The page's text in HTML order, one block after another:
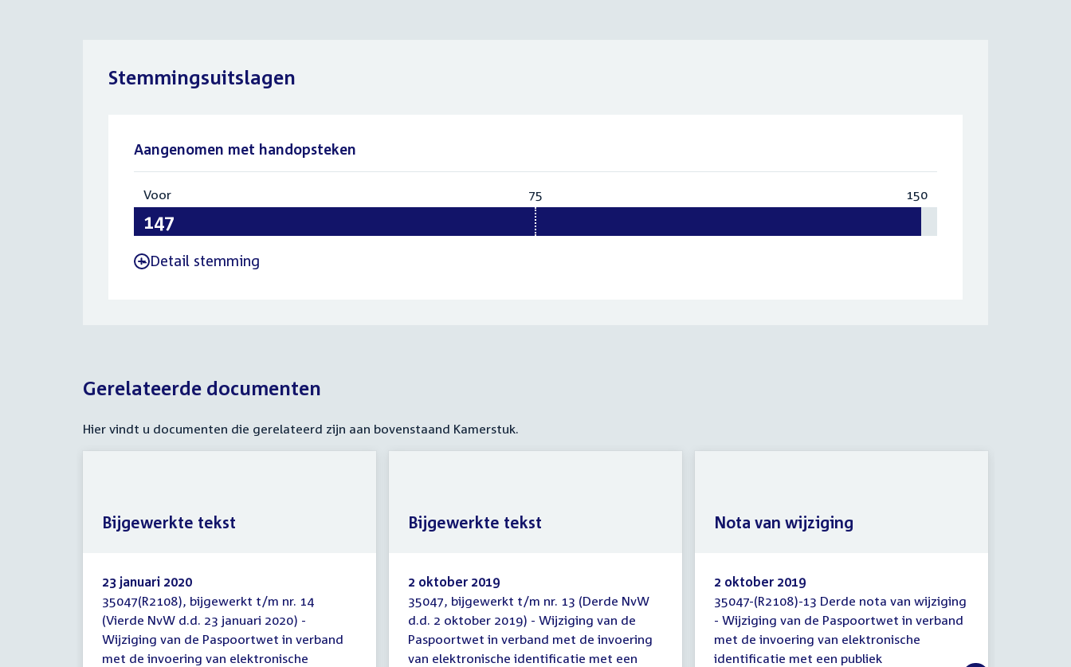
Stemmingsuitslagen
Aangenomen met handopsteken
Voor
147
75 150Totaal:
- Detail stemming
Gerelateerde documenten
Hier vindt u documenten die gerelateerd zijn aan bovenstaand Kamerstuk.
Bijgewerkte
tekst
23 januari 2020
35047(R2108), bijgewerkt t/m nr. 14
(Vierde NvW d.d. 23 januari 2020) -
Wijziging van de Paspoortwet in verband
met de invoering van elektronische
Bijgewerkte tekst
Bijgewerkte
tekst
2 oktober 2019
35047, bijgewerkt t/m nr. 13 (Derde NvW
d.d. 2 oktober 2019) - Wijziging van de
Paspoortwet in verband met de invoering
van elektronische identificatie met een
Bijgewerkte tekst
Nota
van
wijziging
2 oktober 2019
35047-(R2108)-13 Derde nota van wijziging
- Wijziging van de Paspoortwet in verband
met de invoering van elektronische
identificatie met een publiek
Nota van wijziging